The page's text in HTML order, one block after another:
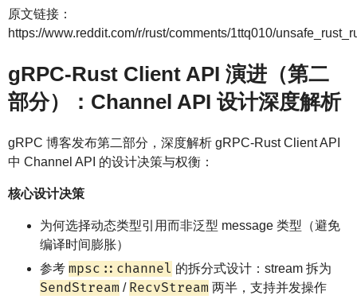
原文链接：
https://www.reddit.com/r/rust/comments/1ttq010/
gRPC-Rust Client API 演进（第二
部分）：Channel API 设计深度解析
gRPC 博客发布第二部分，深度解析 gRPC-Rust Client API
中 Channel API 的设计决策与权衡：
核心设计决策
为何选择动态类型引用而非泛型 message 类型（避免
编译时间膨胀）
参考 mpsc::channel 的拆分式设计：stream 拆为
SendStream / RecvStream 两半，支持并发操作